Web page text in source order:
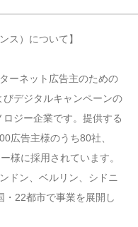
ス）について】
ーネット広告主のための
デジタルキャンペーンの
ジー企業です。提供する
広告主様のうち80社、
様に採用されています。
ドン、ベルリン、シドニ
・22都市で事業を展開し